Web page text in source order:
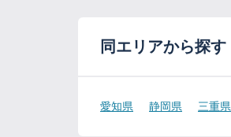
同エリアから探す
愛知県 静岡県 三重県